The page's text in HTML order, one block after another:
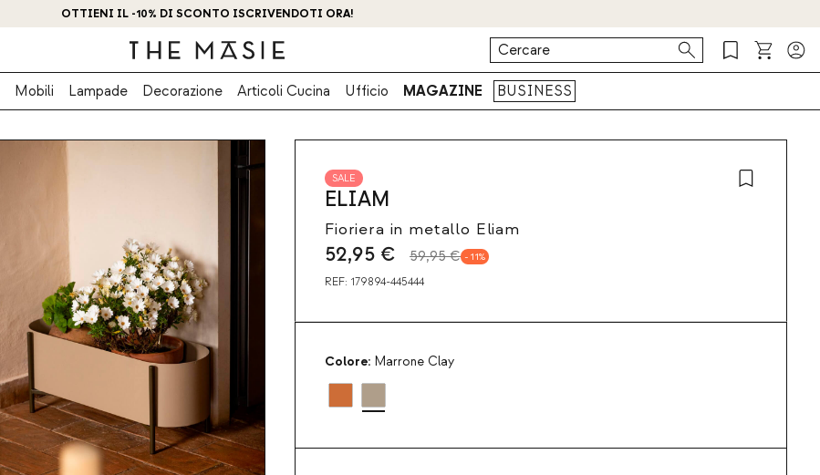
OTTIENI IL -10% DI SCONTO ISCRIVENDOTI ORA!
Mobili Lampade Decorazione Articoli Cucina Ufficio MAGAZINE BUSINESS
SALE
ELIAM
Fioriera in metallo Eliam
52,95 € 59,95 € 11
REF: 179894-445444
Colore: Marrone Clay